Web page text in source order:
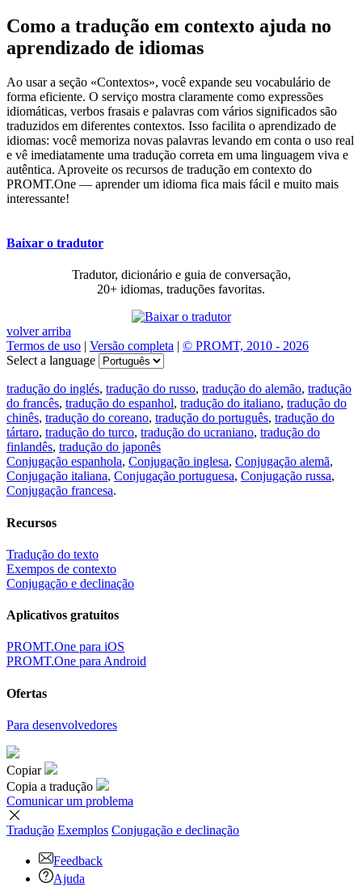
Como a tradução em contexto ajuda no
aprendizado de idiomas
Ao usar a seção «Contextos», você expande seu vocabulário de
forma eficiente. O serviço mostra claramente como expressões
idiomáticas, verbos frasais e palavras com vários significados são
traduzidos em diferentes contextos. Isso facilita o aprendizado de
idiomas: você memoriza novas palavras levando em conta o uso real
e vê imediatamente uma tradução correta em uma linguagem viva e
autêntica. Aproveite os recursos de tradução em contexto do
PROMT.One — aprender um idioma fica mais fácil e muito mais
interessante!
Baixar o tradutor
Tradutor, dicionário e guia de conversação,
20+ idiomas, traduções favoritas.
volver arriba
Termos de uso | Versão completa | © PROMT, 2010 - 2026
Select a language
tradução do inglés, tradução do russo, tradução do alemão, tradução
do francês, tradução do espanhol, tradução do italiano, tradução do
chinês, tradução do coreano, tradução do português, tradução do
tártaro, tradução do turco, tradução do ucraniano, tradução do
finlandês, tradução do japonês
Conjugação espanhola, Conjugação inglesa, Conjugação alemã,
Conjugação italiana, Conjugação portuguesa, Conjugação russa,
Conjugação francesa.
Recursos
Tradução do texto
Exempos de contexto
Conjugação e declinação
Aplicativos gratuitos
PROMT.One para iOS
PROMT.One para Android
Ofertas
Para desenvolvedores
Copiar
Copia a tradução
Comunicar um problema
Tradução Exemplos Conjugação e declinação
Feedback
Ajuda